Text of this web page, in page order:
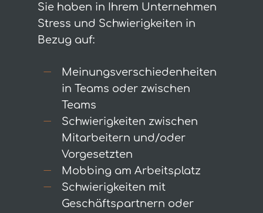
Sie haben in Ihrem Unternehmen
Stress und Schwierigkeiten in
Bezug auf:
Meinungsverschiedenheiten
in Teams oder zwischen
Teams
Schwierigkeiten zwischen
Mitarbeitern und/oder
Vorgesetzten
Mobbing am Arbeitsplatz
Schwierigkeiten mit
Geschäftspartnern oder